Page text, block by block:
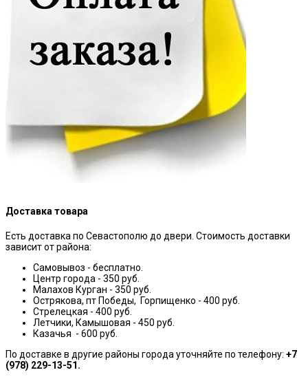
Доставка товара
Есть доставка по Севастополю до двери. Стоимость доставки
зависит от района:
Самовывоз - бесплатно.
Центр города - 350 руб.
Малахов Курган - 350 руб.
Острякова, пт Победы, Горпищенко - 400 руб.
Стрелецкая - 400 руб.
Летчики, Камышовая - 450 руб.
Казачья - 600 руб.
По доставке в другие районы города уточняйте по телефону: +7
(978) 229-13-51.